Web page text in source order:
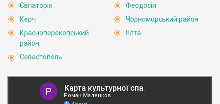
Євпаторія
Керч
Красноперекопський
район
Севастополь
Феодосія
Чорноморський район
Ялта